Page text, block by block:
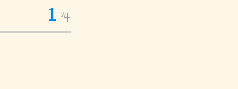
1 件